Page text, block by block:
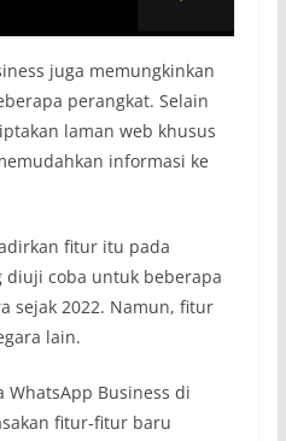
juga memungkinkan
perangkat. Selain
laman web khusus
informasi ke
fitur itu pada
diuji coba untuk beberapa
sejak 2022. Namun, fitur
lain.
Business di
fitur-fitur baru